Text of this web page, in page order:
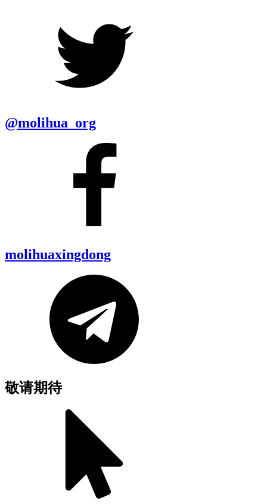
@molihua_org
molihuaxingdong
敬请期待